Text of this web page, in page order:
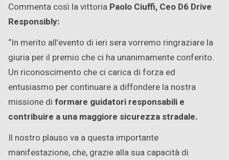
Commenta così la vittoria Paolo Ciuffi, Ceo D6 Drive
Responsibly:
“In merito all’evento di ieri sera vorremo ringraziare la
giuria per il premio che ci ha unanimamente conferito.
Un riconoscimento che ci carica di forza ed
entusiasmo per continuare a diffondere la nostra
missione di formare guidatori responsabili e
contribuire a una maggiore sicurezza stradale.
Il nostro plauso va a questa importante
manifestazione, che, grazie alla sua capacità di